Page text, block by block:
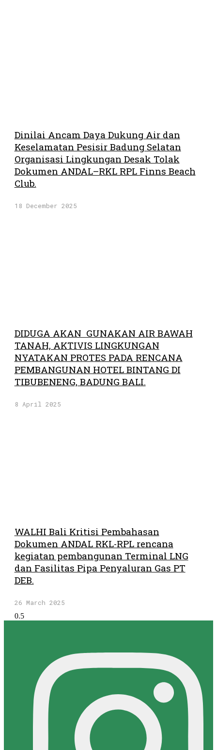
Dinilai Ancam Daya Dukung Air dan
Keselamatan Pesisir Badung Selatan
Organisasi Lingkungan Desak Tolak
Dokumen ANDAL–RKL RPL Finns Beach
Club.
18 December 2025
DIDUGA AKAN GUNAKAN AIR BAWAH
TANAH, AKTIVIS LINGKUNGAN
NYATAKAN PROTES PADA RENCANA
PEMBANGUNAN HOTEL BINTANG DI
TIBUBENENG, BADUNG BALI.
8 April 2025
WALHI Bali Kritisi Pembahasan
Dokumen ANDAL RKL-RPL rencana
kegiatan pembangunan Terminal LNG
dan Fasilitas Pipa Penyaluran Gas PT
DEB.
26 March 2025